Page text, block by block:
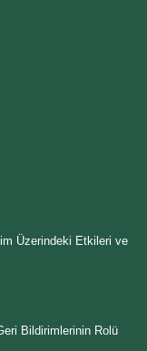
Üzerindeki Etkileri ve
Bildirimlerinin Rolü